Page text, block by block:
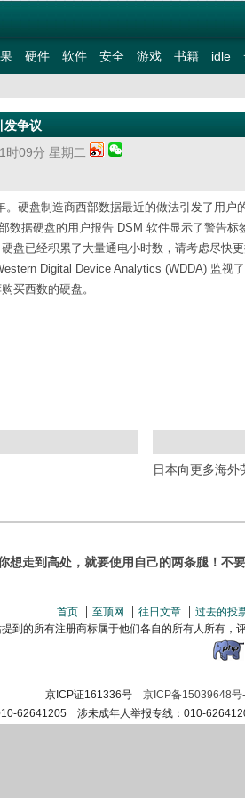
硬件 软件 安全 游戏 书籍 idle
发争议
时09分 星期二
硬盘制造商西部数据最近的做法引发了用
数据硬盘的用户报告 DSM 软件显示了警告
已经积累了大量通电小时数，请考虑尽快
Digital Device Analytics (WDDA) 监视
买西数的硬盘。
日本向更多海外
想走到高处，就要使用自己的两条腿！不
首页 至顶网 往日文章 过去的投
到的所有注册商标属于他们各自的所有人所有
京ICP证161336号 京ICP备15039648号
62641205 涉未成年人举报专线：010-